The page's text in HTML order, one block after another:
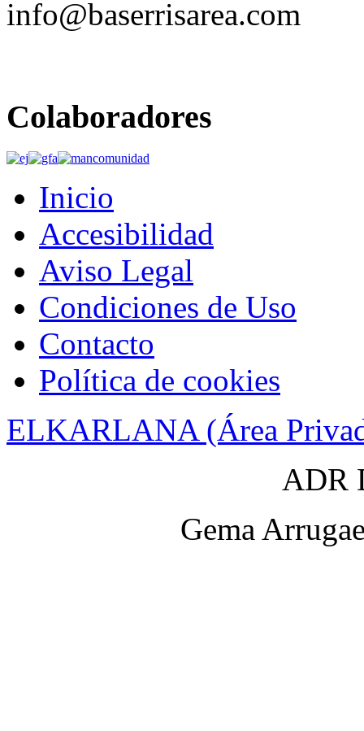
info@baserrisarea.com
Colaboradores
Inicio
Accesibilidad
Aviso Legal
Condiciones de Uso
Contacto
Política de cookies
ELKARLANA (Área
ADR
Gema